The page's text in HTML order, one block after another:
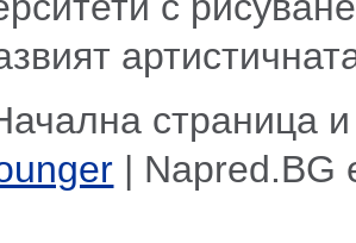
страница
| Napred.BG